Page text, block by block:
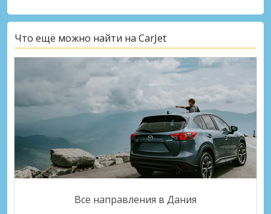
Что ещё можно найти на CarJet
Все направления в Дания